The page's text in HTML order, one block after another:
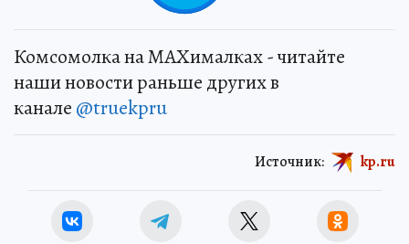
Комсомолка на MAXималках - читайте
наши новости раньше других в
канале @truekpru
Источник: kp.ru